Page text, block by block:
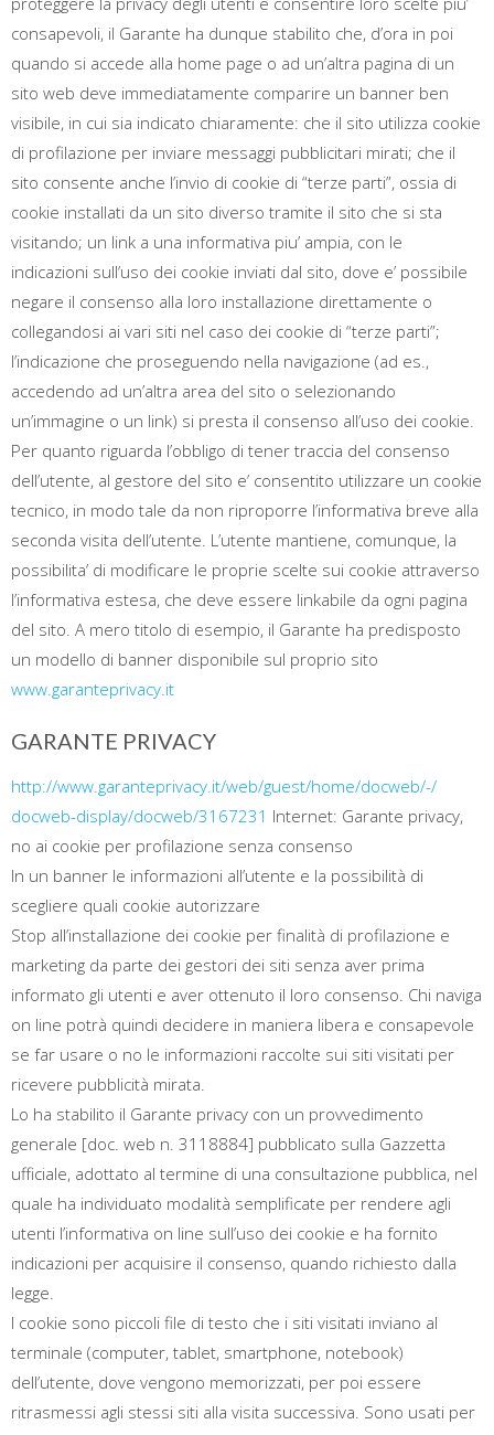
consapevoli, il Garante ha dunque stabilito che, d’ora in poi
quando si accede alla home page o ad un’altra pagina di un
sito web deve immediatamente comparire un banner ben
visibile, in cui sia indicato chiaramente: che il sito utilizza cookie
di profilazione per inviare messaggi pubblicitari mirati; che il
sito consente anche l’invio di cookie di “terze parti”, ossia di
cookie installati da un sito diverso tramite il sito che si sta
visitando; un link a una informativa piu’ ampia, con le
indicazioni sull’uso dei cookie inviati dal sito, dove e’ possibile
negare il consenso alla loro installazione direttamente o
collegandosi ai vari siti nel caso dei cookie di “terze parti”;
l’indicazione che proseguendo nella navigazione (ad es.,
accedendo ad un’altra area del sito o selezionando
un’immagine o un link) si presta il consenso all’uso dei cookie.
Per quanto riguarda l’obbligo di tener traccia del consenso
dell’utente, al gestore del sito e’ consentito utilizzare un cookie
tecnico, in modo tale da non riproporre l’informativa breve alla
seconda visita dell’utente. L’utente mantiene, comunque, la
possibilita’ di modificare le proprie scelte sui cookie attraverso
l’informativa estesa, che deve essere linkabile da ogni pagina
del sito. A mero titolo di esempio, il Garante ha predisposto
un modello di banner disponibile sul proprio sito
www.garanteprivacy.it
GARANTE PRIVACY
http://www.garanteprivacy.it/web/guest/home/docweb/-/
docweb-display/docweb/3167231 Internet: Garante privacy,
no ai cookie per profilazione senza consenso
In un banner le informazioni all’utente e la possibilità di
scegliere quali cookie autorizzare
Stop all’installazione dei cookie per finalità di profilazione e
marketing da parte dei gestori dei siti senza aver prima
informato gli utenti e aver ottenuto il loro consenso. Chi naviga
on line potrà quindi decidere in maniera libera e consapevole
se far usare o no le informazioni raccolte sui siti visitati per
ricevere pubblicità mirata.
Lo ha stabilito il Garante privacy con un provvedimento
generale [doc. web n. 3118884] pubblicato sulla Gazzetta
ufficiale, adottato al termine di una consultazione pubblica, nel
quale ha individuato modalità semplificate per rendere agli
utenti l’informativa on line sull’uso dei cookie e ha fornito
indicazioni per acquisire il consenso, quando richiesto dalla
legge.
I cookie sono piccoli file di testo che i siti visitati inviano al
terminale (computer, tablet, smartphone, notebook)
dell’utente, dove vengono memorizzati, per poi essere
ritrasmessi agli stessi siti alla visita successiva. Sono usati per